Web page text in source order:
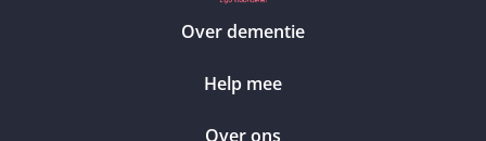
Over dementie
Help mee
Over ons